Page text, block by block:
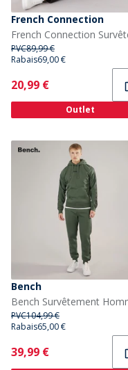
French Connection
PVC89,99 €
Rabais69,00 €
Current
20,99 €
Outlet
Bench
PVC104,99 €
Rabais65,00 €
Current
39,99 €